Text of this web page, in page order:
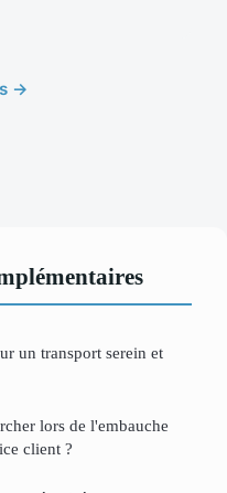
→
un transport serein et
lors de l'embauche
client ?